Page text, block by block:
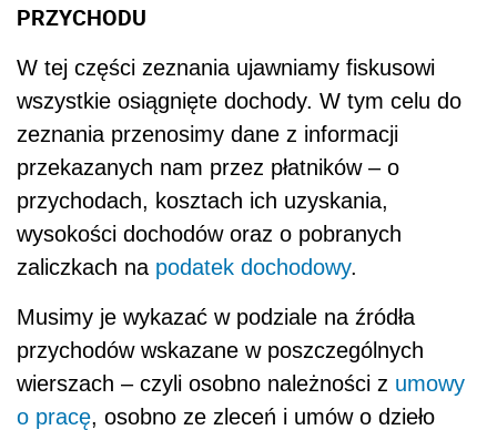
PRZYCHODU
W tej części zeznania ujawniamy fiskusowi
wszystkie osiągnięte dochody. W tym celu do
zeznania przenosimy dane z informacji
przekazanych nam przez płatników – o
przychodach, kosztach ich uzyskania,
wysokości dochodów oraz o pobranych
zaliczkach na podatek dochodowy.
Musimy je wykazać w podziale na źródła
przychodów wskazane w poszczególnych
wierszach – czyli osobno należności z umowy
o pracę, osobno ze zleceń i umów o dzieło